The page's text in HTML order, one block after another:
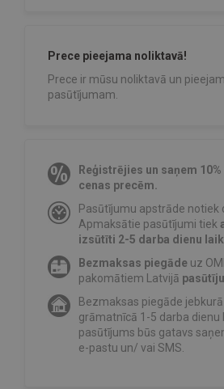
Prece pieejama noliktavā!
Prece ir mūsu noliktavā un
pasūtījumam.
Reģistrējies un saņem
cenas precēm.
Pasūtījumu apstrāde notiek
Apmaksātie pasūtījumi tiek
izsūtīti 2-5 darba dienu
Bezmaksas piegāde uz
pakomātiem Latvijā
Bezmaksas piegāde jebkurā
grāmatnīcā 1-5 darba dienu
pasūtījums būs gatavs
e-pastu un/ vai SMS.